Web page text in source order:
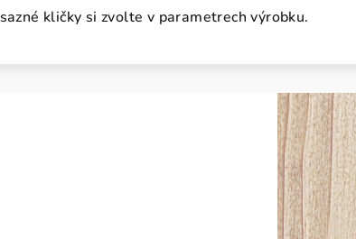
kličky si zvolte v parametrech výrobku.